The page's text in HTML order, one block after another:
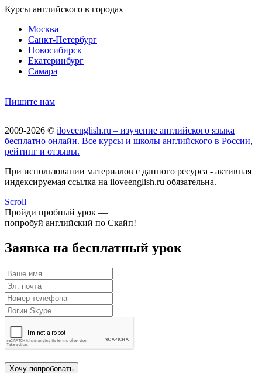
Курсы английского в городах
Москва
Санкт-Петербург
Новосибирск
Екатеринбург
Самара
Пишите нам
2009-2026 © iloveenglish.ru – изучение английского языка
бесплатно онлайн. Все курсы и школы английского в России,
рейтинг и отзывы.
При использовании материалов с данного ресурса - активная
индексируемая ссылка на iloveenglish.ru обязательна.
Scroll
Пройди пробный урок —
попробуй английский по Скайп!
Заявка на бесплатный урок